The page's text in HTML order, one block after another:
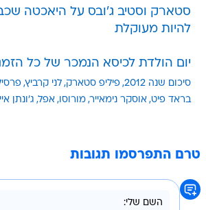
סטארק וסטיב ג'ובס על היאכטה
להיות מעוקלת
יום הולדת לכיסא הנמכר של כל
סיכום שנה 2012 פיליפ סטארק לני קרביץ
בראד פיט אוסקר נימאייר מורוסו אפל ג'ונתן
טרם התפרסמו תגובות